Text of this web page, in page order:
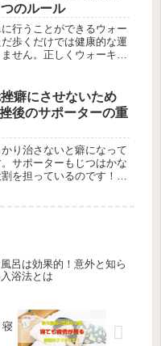
のルール
行うことができるウォー
歩くだけでは健康的な運
せん。正しくウォーキン
ウォーキングをするうえ
き大事な３つの行動をお
| ほっと鍼灸接骨院の健
く
癖にさせないため
後のサポーターの重
り治さないと癖になって
サポーターもじつはかな
を担っているのです！ス
呂は効果的！意外と知ら
浴法とは
寝